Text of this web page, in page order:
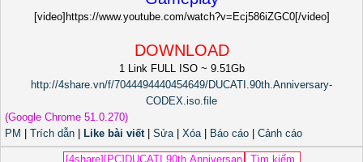
[video]https://www.youtube.com/watch?v=Ecj586iZGC0[/video]
DOWNLOAD
1 Link FULL ISO ~ 9.51Gb
http://4share.vn/f/7044494440454649/DUCATI.90th.Anniversary-
CODEX.iso.file
(Google Chrome 51.0.270)
PM
Trích dẫn Like bài viết| Sửa| Xóa| Báo cáo Cảnh cáo